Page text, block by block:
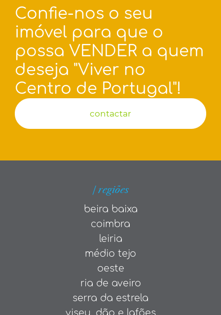
Confie-nos o seu
imóvel para que o
possa VENDER a quem
deseja "Viver no
Centro de Portugal"!
contactar
| regiões
beira baixa
coimbra
leiria
médio tejo
oeste
ria de aveiro
serra da estrela